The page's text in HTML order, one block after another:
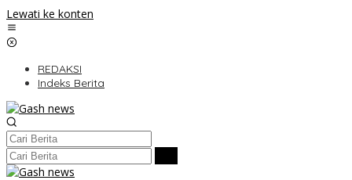
Lewati ke konten
REDAKSI
Indeks Berita